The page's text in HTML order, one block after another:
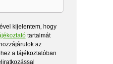
kijelentem, hogy
tartalmát
az
a tájékoztatóban